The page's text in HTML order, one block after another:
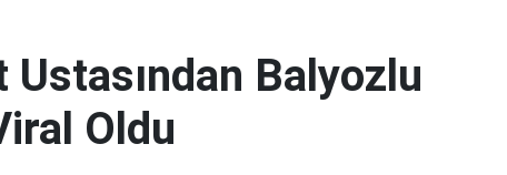
Balyozlu
Oldu